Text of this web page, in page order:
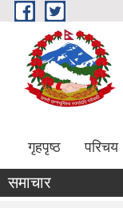
Skip to main content
गृहपृष्ठ परिचय
समाचार